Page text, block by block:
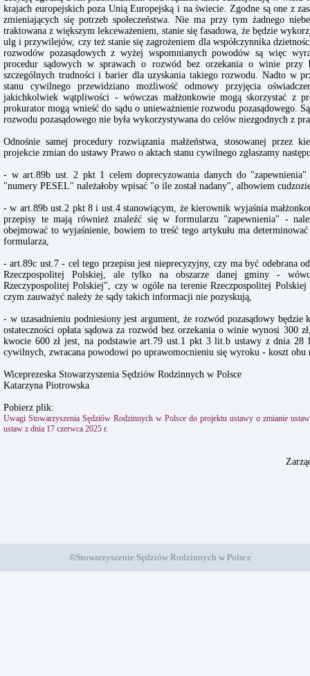
krajach europejskich poza Unią Europejską i na świecie. Zgodne są one z
zmieniających się potrzeb społeczeństwa. Nie ma przy tym żadnego
traktowana z większym lekceważeniem, stanie się fasadowa, że będzie
ulg i przywilejów, czy też stanie się zagrożeniem dla współczynnika
rozwodów pozasądowych z wyżej wspomnianych powodów są więc
procedur sądowych w sprawach o rozwód bez orzekania o winie przy
szczególnych trudności i barier dla uzyskania takiego rozwodu. Nadto w
stanu cywilnego przewidziano możliwość odmowy przyjęcia
jakichkolwiek wątpliwości - wówczas małżonkowie mogą skorzystać z
prokurator mogą wnieść do sądu o unieważnienie rozwodu pozasądowego.
rozwodu pozasądowego nie była wykorzystywana do celów niezgodnych z
Odnośnie samej procedury rozwiązania małżeństwa, stosowanej przez
projekcie zmian do ustawy Prawo o aktach stanu cywilnego zgłaszamy
- w art.89b ust. 2 pkt 1 celem doprecyzowania danych do "zapewnienia"
"numery PESEL" należałoby wpisać "o ile został nadany", albowiem
- w art.89b ust.2 pkt 8 i ust.4 stanowiącym, że kierownik wyjaśnia
przepisy te mają również znaleźć się w formularzu "zapewnienia" -
obejmować to wyjaśnienie, bowiem to treść tego artykułu ma
formularza,
- art.89c ust.7 - cel tego przepisu jest nieprecyzyjny, czy ma być odebrana
Rzeczpospolitej Polskiej, ale tylko na obszarze danej gminy -
Rzeczypospolitej Polskiej", czy w ogóle na terenie Rzeczpospolitej
czym zauważyć należy że sądy takich informacji nie pozyskują,
- w uzasadnieniu podniesiony jest argument, że rozwód pozasądowy będzie
ostateczności opłata sądowa za rozwód bez orzekania o winie wynosi 300
kwocie 600 zł jest, na podstawie art.79 ust.1 pkt 3 lit.b ustawy z dnia 28
cywilnych, zwracana powodowi po uprawomocnieniu się wyroku - koszt obu
Wiceprezeska Stowarzyszenia Sędziów Rodzinnych w Polsce
Katarzyna Piotrowska
Pobierz plik:
Uwagi Stowarzyszenia Sędziów Rodzinnych w Polsce do projektu ustawy o zmianie
ustaw z dnia 17 czerwca 2025 r.
©Stowarzyszenie Sędziów Rodzinnych w Polsce